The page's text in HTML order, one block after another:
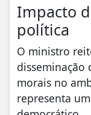
Impacto
política
O ministro
disseminação
morais no
representa